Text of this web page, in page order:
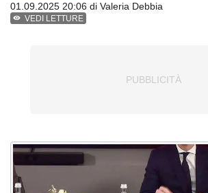
01.09.2025 20:06 di Valeria Debbia
VEDI LETTURE